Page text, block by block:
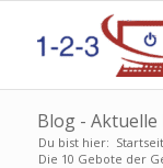
Blog -
Du bist hier:
Die 10 Gebote der